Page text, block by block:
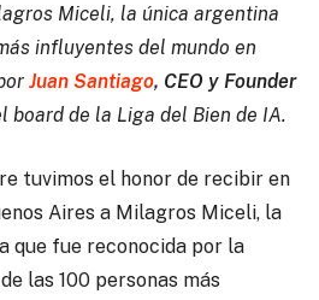
Miceli, la única argentina
influyentes del mundo en
Juan Santiago, CEO y Founder
board de la Liga del Bien de IA.
tuvimos el honor de recibir en
Aires a Milagros Miceli, la
que fue reconocida por la
las 100 personas más